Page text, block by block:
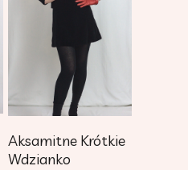
Add To Cart
Aksamitne Krótkie
Wdzianko